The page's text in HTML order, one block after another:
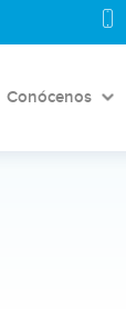
Conócenos